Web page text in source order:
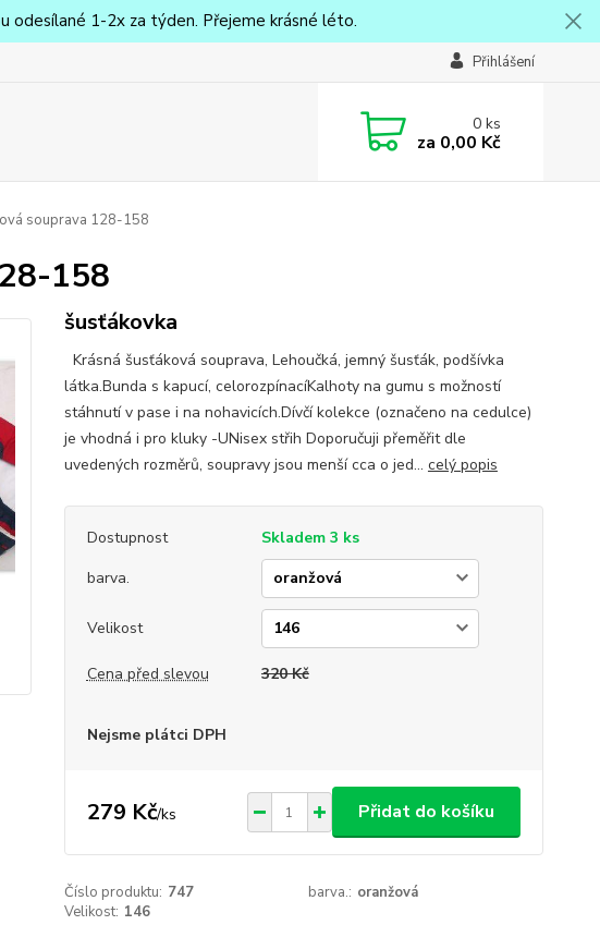
odesílané 1-2x za týden. Přejeme krásné léto.
Přihlášení
0ks
za 0,00 Kč
souprava 128-158
158
šusťákovka
Krásná šusťáková souprava, Lehoučká, jemný šusťák, podšívka
látka.Bunda s kapucí, celorozpínacíKalhoty na gumu s možností
stáhnutí v pase i na nohavicích.Dívčí kolekce (označeno na cedulce)
je vhodná i pro kluky -UNisex střih Doporučuji přeměřit dle
uvedených rozměrů, soupravy jsou menší cca o jed... celý popis
Dostupnost
Skladem 3 ks
barva.
Velikost
Cena před slevou 320 Kč
Nejsme plátci DPH
279 Kč/ks Přidat do košíku
Číslo produktu: 747 barva.: oranžová
Velikost: 146